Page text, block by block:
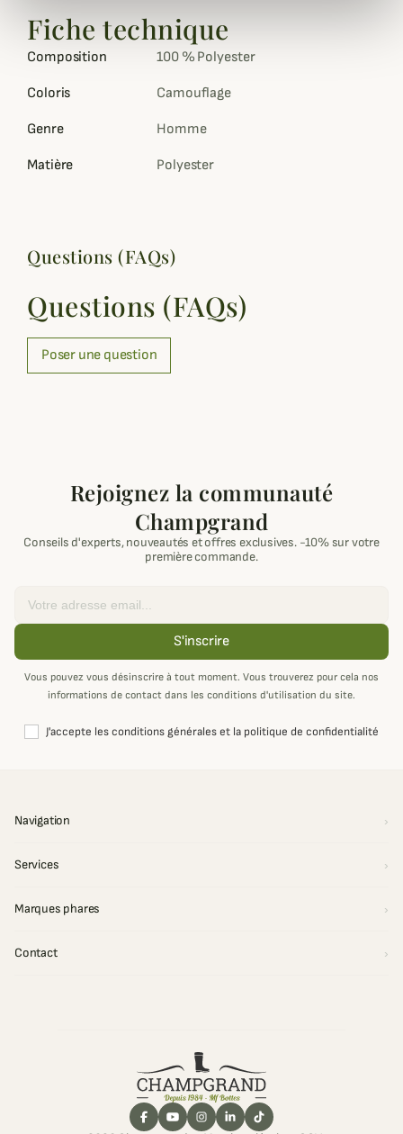
Fiche technique
Composition 100 % Polyester
Coloris Camouflage
Genre Homme
Matière Polyester
Questions (FAQs)
Questions (FAQs)
Poser une question
Rejoignez la communauté
Champgrand
Conseils d'experts, nouveautés et offres exclusives. -10% sur votre
première commande.
S'inscrire
Vous pouvez vous désinscrire à tout moment. Vous trouverez pour cela nos
informations de contact dans les conditions d'utilisation du site.
J'accepte les conditions générales et la politique de confidentialité
Navigation
Services
Marques phares
Contact